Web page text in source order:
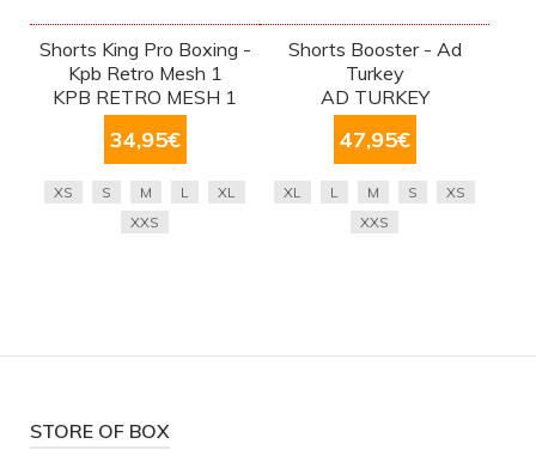
Shorts King Pro Boxing -
Kpb Retro Mesh 1
KPB RETRO MESH 1
34,95€
XS S M L
XL
XXS
Shorts Booster - Ad
Turkey
AD TURKEY
47,95€
XL L M S
XS
XXS
STORE OF BOX